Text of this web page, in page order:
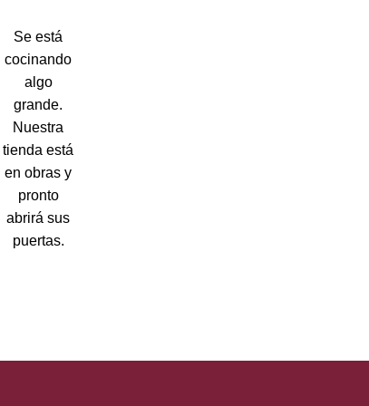
Se está
cocinando
algo
grande.
Nuestra
tienda está
en obras y
pronto
abrirá sus
puertas.